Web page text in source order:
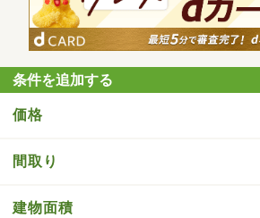
条件を追加する
価格
間取り
建物面積